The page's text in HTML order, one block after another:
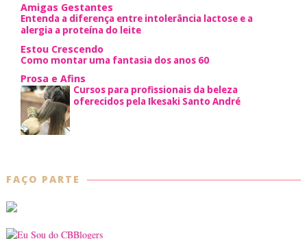
Amigas Gestantes
Entenda a diferença entre intolerância lactose e a
alergia a proteína do leite
Estou Crescendo
Como montar uma fantasia dos anos 60
Prosa e Afins
Cursos para profissionais da beleza
oferecidos pela Ikesaki Santo André
FAÇO PARTE